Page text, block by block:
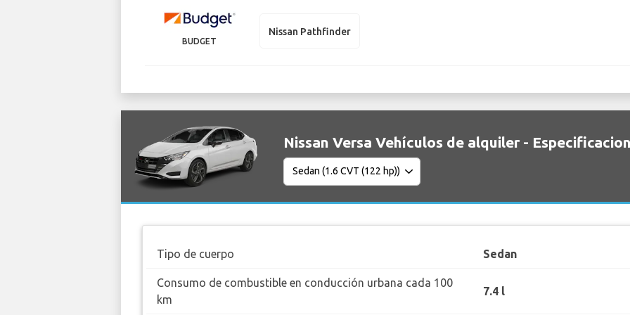
BUDGET
Nissan Pathfinder
Nissan Versa Vehículos de alquiler -
Tipo de cuerpo Sedan
Consumo de combustible en conducción urbana cada 100
km
7.4 l